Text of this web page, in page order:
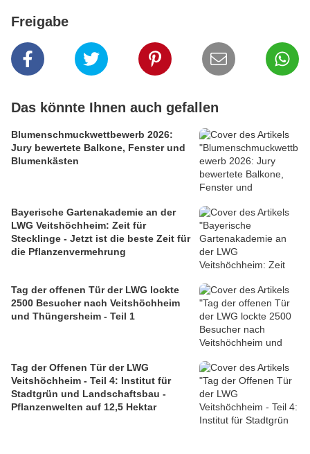
Freigabe
Das könnte Ihnen auch gefallen
Blumenschmuckwettbewerb 2026:
Jury bewertete Balkone, Fenster und
Blumenkästen
Bayerische Gartenakademie an der
LWG Veitshöchheim: Zeit für
Stecklinge - Jetzt ist die beste Zeit für
die Pflanzenvermehrung
Tag der offenen Tür der LWG lockte
2500 Besucher nach Veitshöchheim
und Thüngersheim - Teil 1
Tag der Offenen Tür der LWG
Veitshöchheim - Teil 4: Institut für
Stadtgrün und Landschaftsbau -
Pflanzenwelten auf 12,5 Hektar